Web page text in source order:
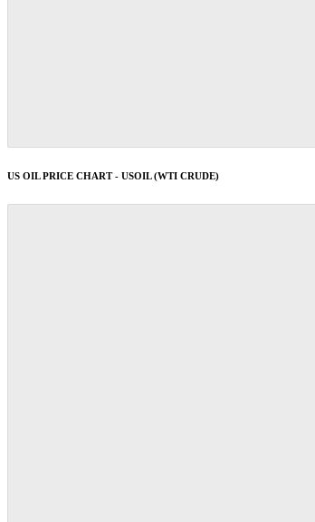
US OIL PRICE CHART - USOIL (WTI CRUDE)